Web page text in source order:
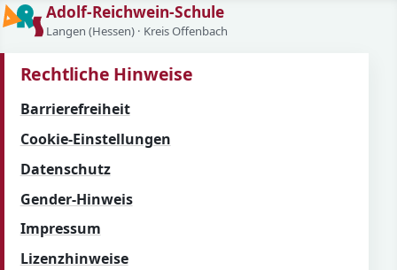
Adolf-Reichwein-Schule
Langen (Hessen) · Kreis Offenbach
Rechtliche Hinweise
Barrierefreiheit
Cookie-Einstellungen
Datenschutz
Gender-Hinweis
Impressum
Lizenzhinweise